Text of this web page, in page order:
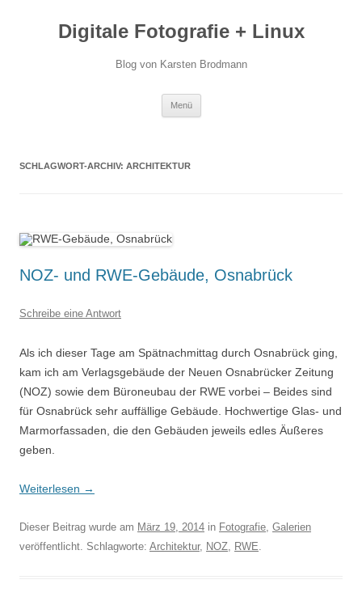
springenDigitale Fotografie + Linux
Blog von Karsten Brodmann
Menü
SCHLAGWORT-ARCHIV: ARCHITEKTUR
NOZ- und RWE-Gebäude, Osnabrück
Schreibe eine Antwort
Als ich dieser Tage am Spätnachmittag durch Osnabrück ging,
kam ich am Verlagsgebäude der Neuen Osnabrücker Zeitung
(NOZ) sowie dem Büroneubau der RWE vorbei – Beides sind
für Osnabrück sehr auffällige Gebäude. Hochwertige Glas- und
Marmorfassaden, die den Gebäuden jeweils edles Äußeres
geben.
Weiterlesen →
Dieser Beitrag wurde am März 19, 2014 in Fotografie, Galerien
veröffentlicht. Schlagworte: Architektur, NOZ, RWE.